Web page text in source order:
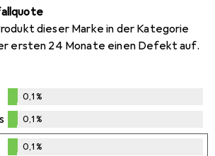
dieser Marke in der Kategorie
ersten 24 Monate einen Defekt auf.
%
0,1%
%
0,1%
0,1%